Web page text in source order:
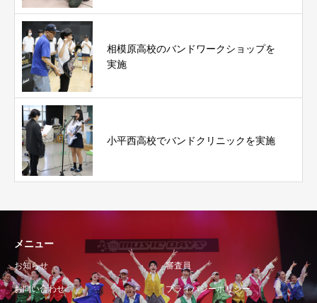
相模原高校のバンドワークショップを
実施
小平西高校でバンドクリニックを実施
メニュー
お知らせ 審査員
お問い合わせ プライバシーポリシー